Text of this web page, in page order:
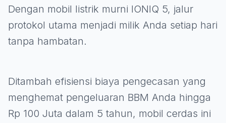
Dengan mobil listrik murni IONIQ 5, jalur
protokol utama menjadi milik Anda setiap hari
tanpa hambatan.
Ditambah efisiensi biaya pengecasan yang
menghemat pengeluaran BBM Anda hingga
Rp 100 Juta dalam 5 tahun, mobil cerdas ini